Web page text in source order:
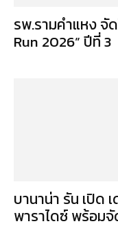
รพ.รามคำแหง จั
Run 2026” ปีที่ 3
บานาน่า รัน เปิด
พาราไดซ์ พร้อม